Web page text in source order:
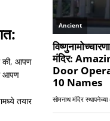
की, आपण
आपण
तयार